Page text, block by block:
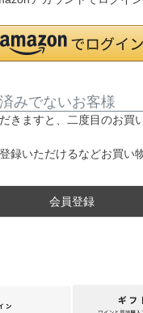
みでないお客様
きますと、二度目のお買
録いただけるなどお買い
会員登録